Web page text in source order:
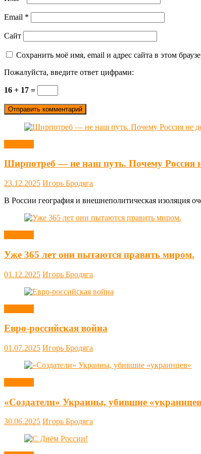
Email *
Сайт
Сохранить моё имя, email и адрес сайта в этом
Пожалуйста, введите ответ цифрами:
16 + 17 =
Ширпотреб — не наш путь. Почему Россия
23.12.2025 Игорь Бродяга
В России география и внешнеполитическая изоляция
Уже 365 лет они пытаются править миром.
01.12.2025 Игорь Бродяга
Евро-российская война
01.07.2025 Игорь Бродяга
«Создатели» Украины, убившие
30.06.2025 Игорь Бродяга